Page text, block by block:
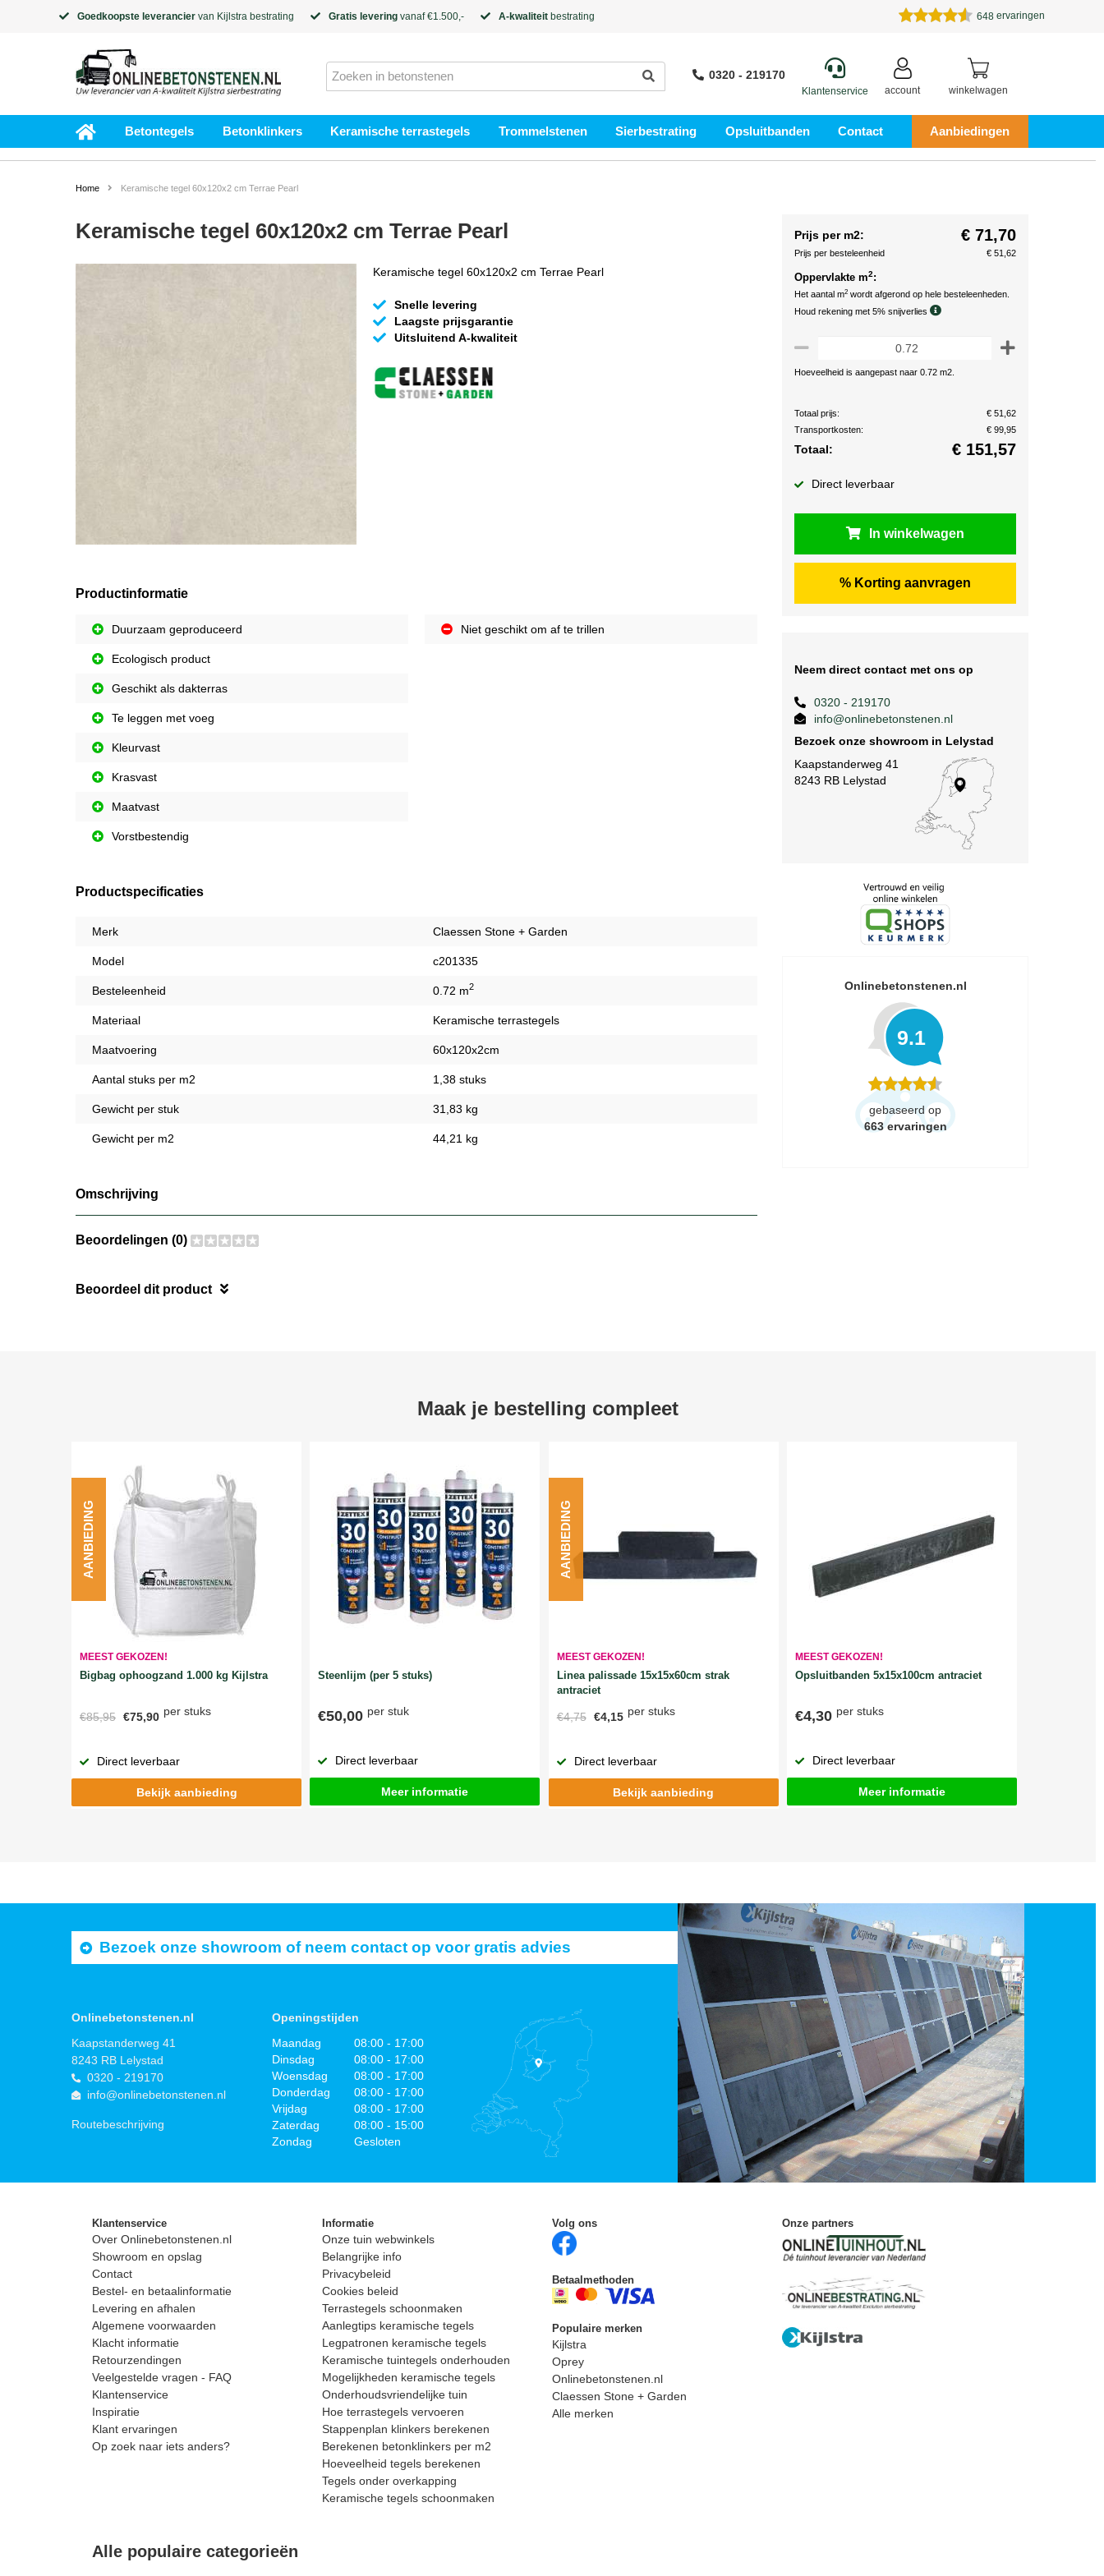
Goedkoopste leverancier van Kijlstra bestrating Gratis levering vanaf €1.500,- A-kwaliteit bestrating 648 ervaringen
0320 - 219170
Klantenservice account winkelwagen
Betontegels Betonklinkers Keramische terrastegels Trommelstenen Sierbestrating Opsluitbanden Contact Aanbiedingen
Home Keramische tegel 60x120x2 cm Terrae Pearl
Keramische tegel 60x120x2 cm Terrae Pearl
Keramische tegel 60x120x2 cm Terrae Pearl
Snelle levering
Laagste prijsgarantie
Uitsluitend A-kwaliteit
Productinformatie
Duurzaam geproduceerd
Ecologisch product
Geschikt als dakterras
Te leggen met voeg
Kleurvast
Krasvast
Maatvast
Vorstbestendig
Niet geschikt om af te trillen
Productspecificaties
Merk Claessen Stone + Garden
Model c201335
Besteleenheid 0.72 m2
Materiaal Keramische terrastegels
Maatvoering 60x120x2cm
Aantal stuks per m2 1,38 stuks
Gewicht per stuk 31,83 kg
Gewicht per m2 44,21 kg
Omschrijving
Beoordelingen (0)
Beoordeel dit product
Prijs per m2: € 71,70
Prijs per besteleenheid € 51,62
Oppervlakte m2:
Het aantal m2 wordt afgerond op hele besteleenheden.
Houd rekening met 5% snijverlies
Hoeveelheid is aangepast naar 0.72 m2.
Totaal prijs:
€ 51,62
Transportkosten:
€ 99,95
Totaal: € 151,57
Direct leverbaar
In winkelwagen
% Korting aanvragen
Neem direct contact met ons op
0320 - 219170
info@onlinebetonstenen.nl
Bezoek onze showroom in Lelystad
Kaapstanderweg 41
8243 RB Lelystad
Onlinebetonstenen.nl
9.1
gebaseerd op
663 ervaringen
Maak je bestelling compleet
MEEST GEKOZEN!
Bigbag ophoogzand 1.000 kg Kijlstra
€85,95 €75,90 per stuks
AANBIEDING
Direct leverbaar
Bekijk aanbieding
Steenlijm (per 5 stuks)
€50,00 per stuk
Direct leverbaar
Meer informatie
MEEST GEKOZEN!
Linea palissade 15x15x60cm strak
antraciet
€4,75 €4,15 per stuks
AANBIEDING
Direct leverbaar
Bekijk aanbieding
MEEST GEKOZEN!
Opsluitbanden 5x15x100cm antraciet
€4,30 per stuks
Direct leverbaar
Meer informatie
Bezoek onze showroom of neem contact op voor gratis advies
Onlinebetonstenen.nl
Kaapstanderweg 41
8243 RB Lelystad
0320 - 219170
info@onlinebetonstenen.nl
Routebeschrijving
Openingstijden
Maandag
08:00 - 17:00
Dinsdag
08:00 - 17:00
Woensdag
08:00 - 17:00
Donderdag
08:00 - 17:00
Vrijdag
08:00 - 17:00
Zaterdag
08:00 - 15:00
Zondag
Gesloten
Klantenservice
Over Onlinebetonstenen.nl
Showroom en opslag
Contact
Bestel- en betaalinformatie
Levering en afhalen
Algemene voorwaarden
Klacht informatie
Retourzendingen
Veelgestelde vragen - FAQ
Klantenservice
Inspiratie
Klant ervaringen
Op zoek naar iets anders?
Informatie
Onze tuin webwinkels
Belangrijke info
Privacybeleid
Cookies beleid
Terrastegels schoonmaken
Aanlegtips keramische tegels
Legpatronen keramische tegels
Keramische tuintegels onderhouden
Mogelijkheden keramische tegels
Onderhoudsvriendelijke tuin
Hoe terrastegels vervoeren
Stappenplan klinkers berekenen
Berekenen betonklinkers per m2
Hoeveelheid tegels berekenen
Tegels onder overkapping
Keramische tegels schoonmaken
Volg ons
Betaalmethoden
Populaire merken
Kijlstra
Oprey
Onlinebetonstenen.nl
Claessen Stone + Garden
Alle merken
Onze partners
Alle populaire categorieën